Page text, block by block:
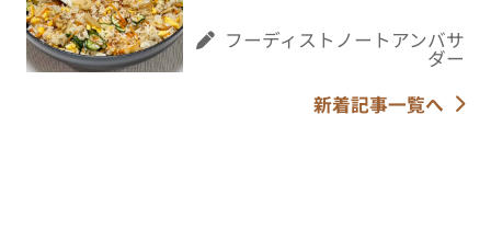
フーディストノートアンバサ
ダー
新着記事一覧へ